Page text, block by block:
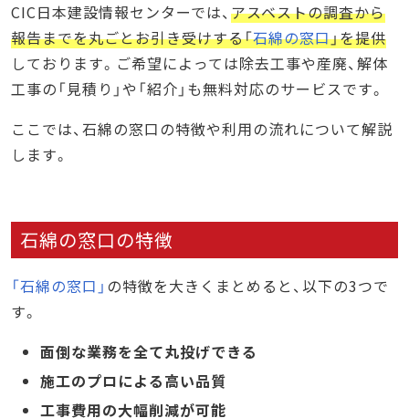
CIC日本建設情報センターでは、アスベストの調査から
報告までを丸ごとお引き受けする「石綿の窓口」を提供
しております。ご希望によっては除去工事や産廃、解体
工事の「見積り」や「紹介」も無料対応のサービスです。
ここでは、石綿の窓口の特徴や利用の流れについて解説
します。
石綿の窓口の特徴
「石綿の窓口」 の特徴を大きくまとめると、以下の3つで
す。
面倒な業務を全て丸投げできる
施工のプロによる高い品質
工事費用の大幅削減が可能